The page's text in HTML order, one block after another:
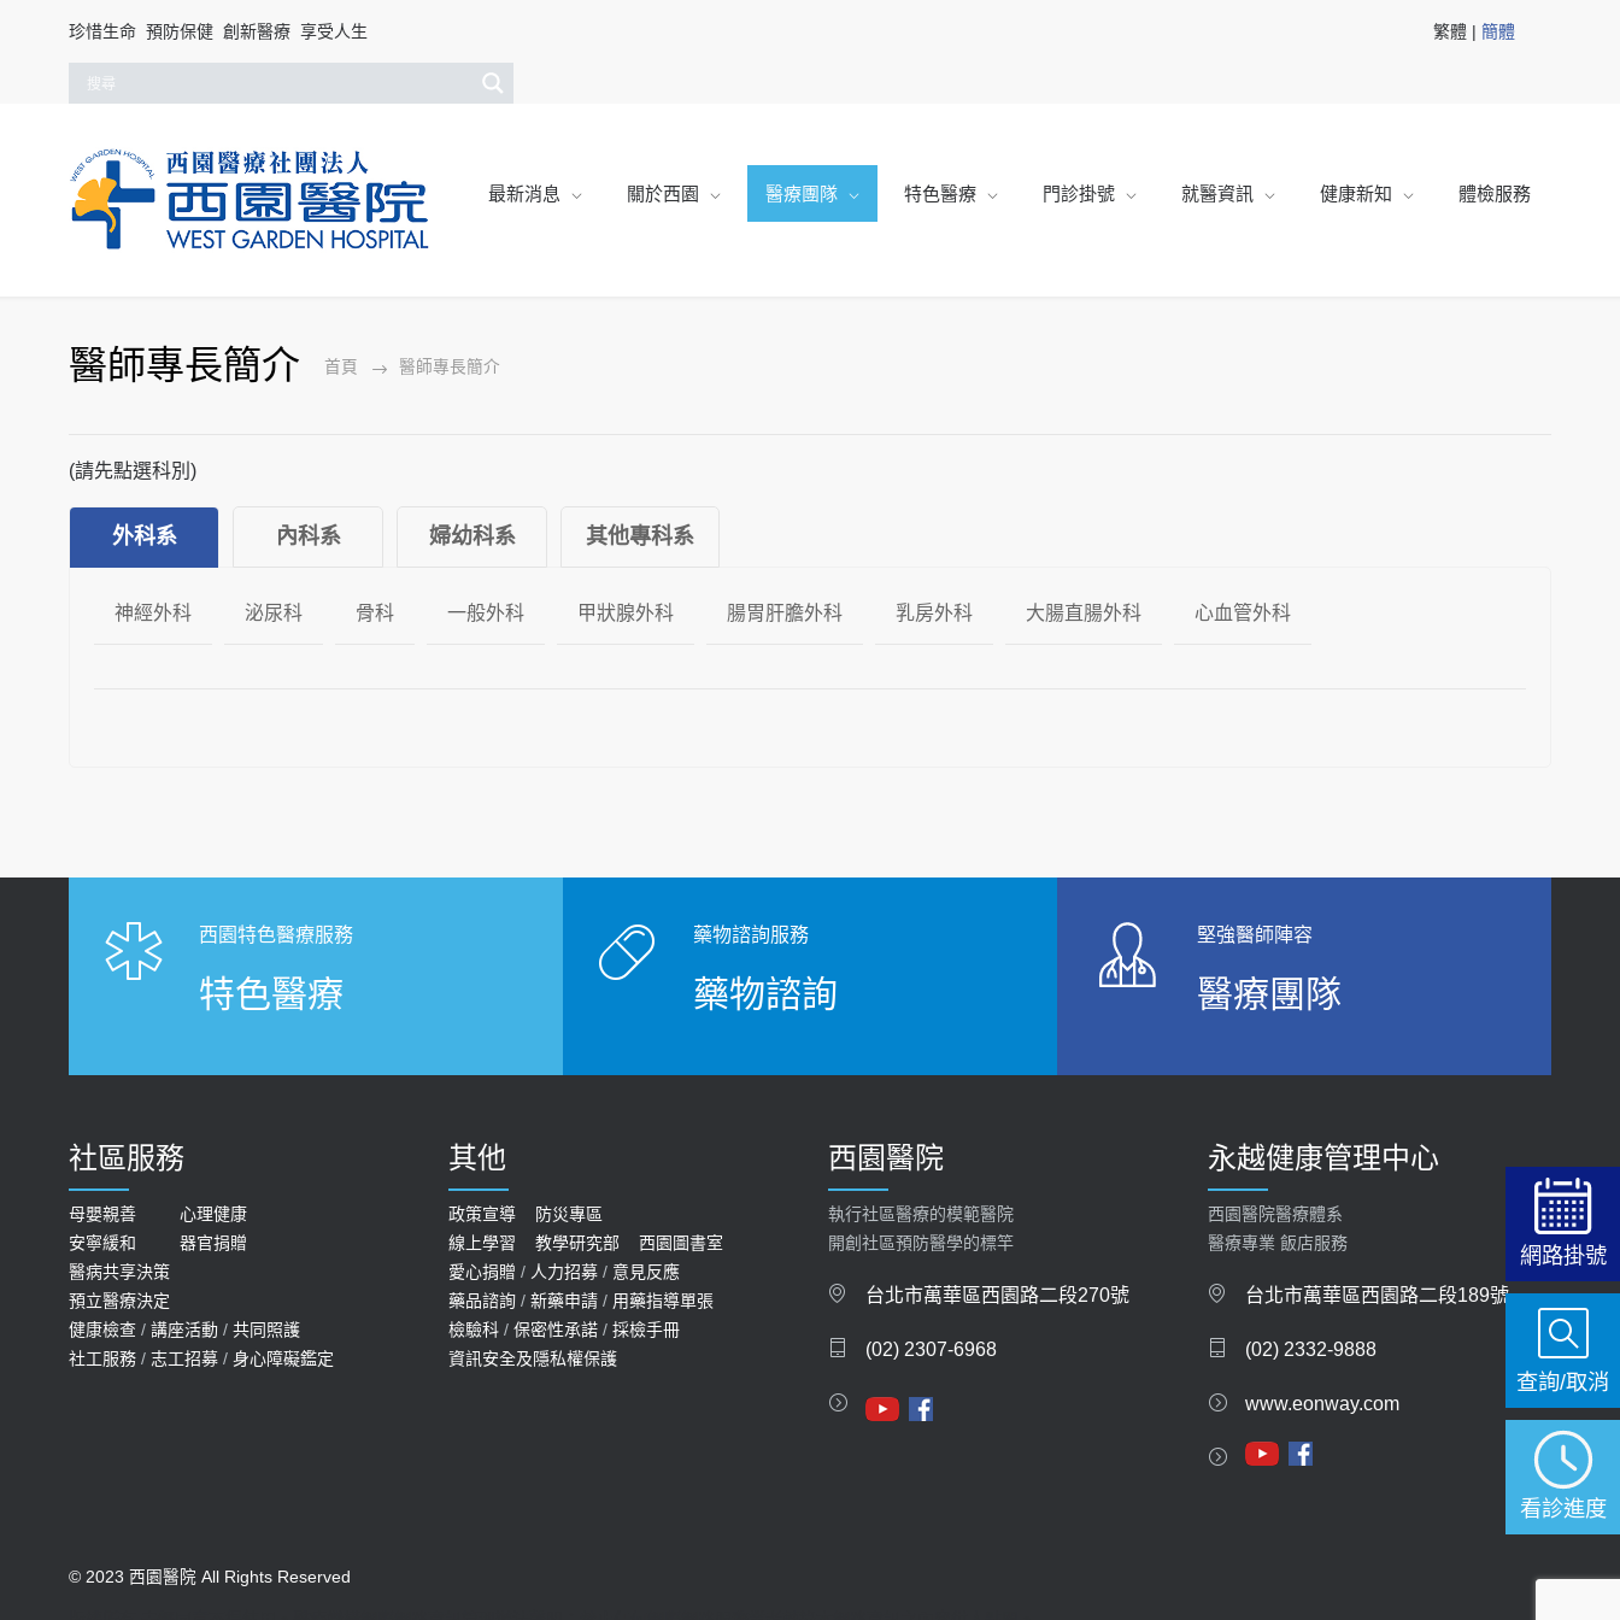
珍惜生命 預防保健 創新醫療 享受人生 繁體 | 簡體
最新消息 關於西園 醫療團隊 特色醫療 門診掛號 就醫資訊 健康新知 體檢服務
醫師專長簡介 首頁 醫師專長簡介
(請先點選科別)
外科系 內科系 婦幼科系 其他專科系
神經外科 泌尿科 骨科 一般外科 甲狀腺外科 腸胃肝膽外科 乳房外科 大腸直腸外科 心血管外科
西園特色醫療服務
特色醫療
藥物諮詢服務
藥物諮詢
堅強醫師陣容
醫療團隊
社區服務
母嬰親善
心理健康
安寧緩和
器官捐贈
醫病共享決策
預立醫療決定
健康檢查 / 講座活動 / 共同照護
社工服務 / 志工招募 / 身心障礙鑑定
其他
政策宣導
防災專區
線上學習
教學研究部
西園圖書室
愛心捐贈 / 人力招募 / 意見反應
藥品諮詢 / 新藥申請 / 用藥指導單張
檢驗科 / 保密性承諾 / 採檢手冊
資訊安全及隱私權保護
西園醫院
執行社區醫療的模範醫院
開創社區預防醫學的標竿
台北市萬華區西園路二段270號
(02) 2307-6968
永越健康管理中心
西園醫院醫療體系
醫療專業 飯店服務
台北市萬華區西園路二段189號
(02) 2332-9888
www.eonway.com
© 2023 西園醫院 All Rights Reserved
網路掛號
看診進度
查詢/取消